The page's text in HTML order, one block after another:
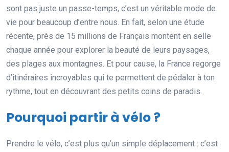
sont pas juste un passe-temps, c’est un véritable mode de
vie pour beaucoup d’entre nous. En fait, selon une étude
récente, près de 15 millions de Français montent en selle
chaque année pour explorer la beauté de leurs paysages,
des plages aux montagnes. Et pour cause, la France regorge
d’itinéraires incroyables qui te permettent de pédaler à ton
rythme, tout en découvrant des petits coins de paradis.
Pourquoi partir à vélo ?
Prendre le vélo, c’est plus qu’un simple déplacement : c’est